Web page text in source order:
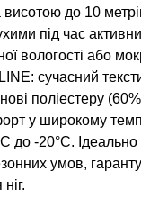
висотою до 10
під час
вологості або
сучасний
поліестеру
у широкому
до -20°C.
умов,